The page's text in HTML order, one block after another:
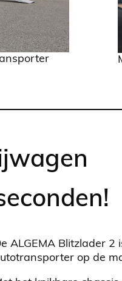
ALGEMA Blitzlader
op de